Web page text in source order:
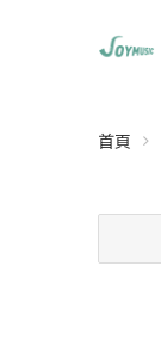
首頁